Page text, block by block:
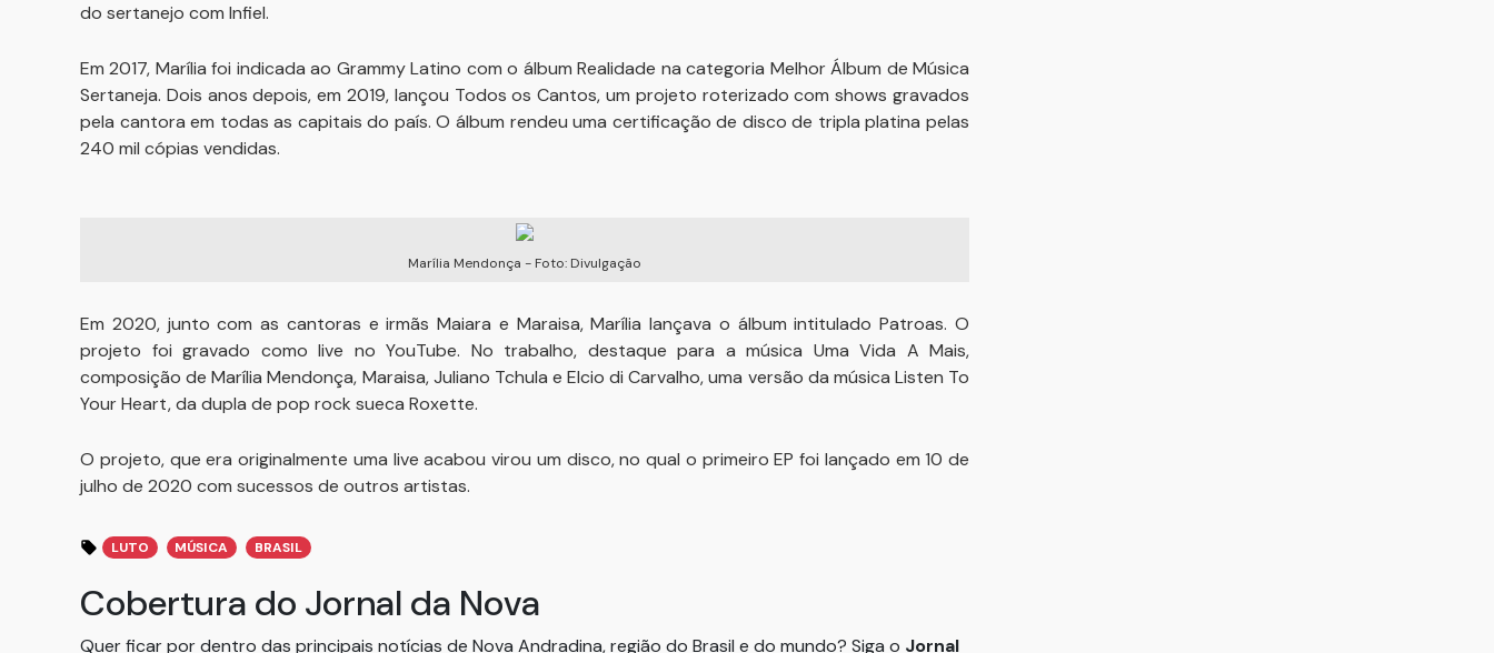
do sertanejo com Infiel.
Em 2017, Marília foi indicada ao Grammy Latino com o álbum Realidade na categoria Melhor Álbum de Música
Sertaneja. Dois anos depois, em 2019, lançou Todos os Cantos, um projeto roterizado com shows gravados
pela cantora em todas as capitais do país. O álbum rendeu uma certificação de disco de tripla platina pelas
240 mil cópias vendidas.
Marília Mendonça - Foto: Divulgação
Em 2020, junto com as cantoras e irmãs Maiara e Maraisa, Marília lançava o álbum intitulado Patroas. O
projeto foi gravado como live no YouTube. No trabalho, destaque para a música Uma Vida A Mais,
composição de Marília Mendonça, Maraisa, Juliano Tchula e Elcio di Carvalho, uma versão da música Listen To
Your Heart, da dupla de pop rock sueca Roxette.
O projeto, que era originalmente uma live acabou virou um disco, no qual o primeiro EP foi lançado em 10 de
julho de 2020 com sucessos de outros artistas.
LUTO MÚSICA BRASIL
Cobertura do Jornal da Nova
Quer ficar por dentro das principais notícias de Nova Andradina, região do Brasil e do mundo? Siga o Jornal